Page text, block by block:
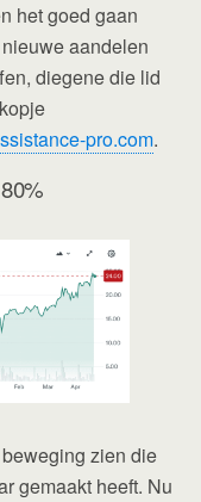
het goed gaan
aandelen
diegene die lid
pro.com.
zien die
gemaakt heeft. Nu